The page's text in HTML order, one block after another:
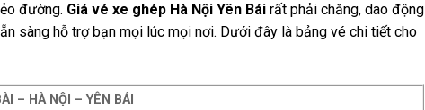
đường. Giá vé xe ghép Hà Nội Yên Bái rất phải chăng, dao động
sàng hỗ trợ bạn mọi lúc mọi nơi. Dưới đây là bảng vé chi tiết cho
– HÀ NỘI – YÊN BÁI